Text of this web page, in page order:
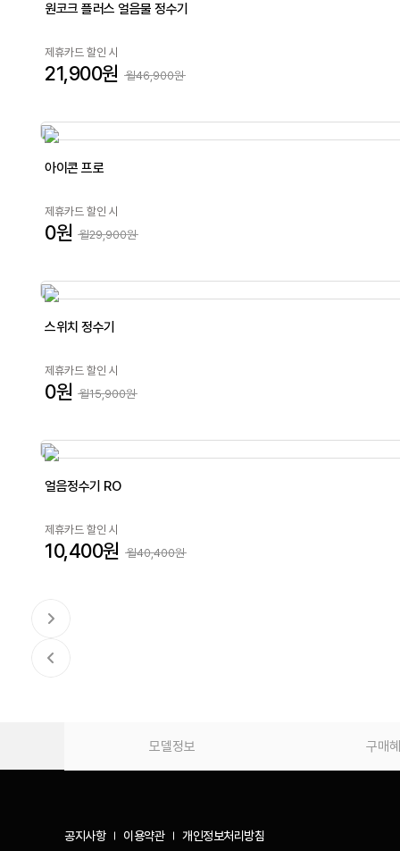
원코크 플러스 얼음물 정수기
제휴카드 할인 시
21,900원 월46,900원
아이콘 프로
제휴카드 할인 시
0원 월29,900원
스위치 정수기
제휴카드 할인 시
0원 월15,900원
얼음정수기 RO
제휴카드 할인 시
10,400원 월40,400원
모델정보 구매
공지사항 이용약관 개인정보처리방침